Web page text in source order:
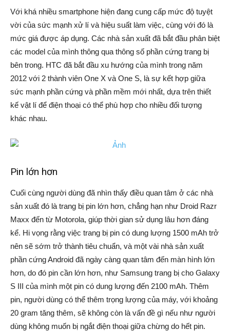
Với khá nhiều smartphone hiện đang cung cấp mức độ tuyệt
vời của sức mạnh xử lí và hiệu suất làm việc, cùng với đó là
mức giá được áp dụng. Các nhà sản xuất đã bắt đầu phân biệt
các model của mình thông qua thông số phần cứng trang bị
bên trong. HTC đã bắt đầu xu hướng của mình trong năm
2012 với 2 thành viên One X và One S, là sự kết hợp giữa
sức mạnh phần cứng và phần mềm mới nhất, dựa trên thiết
kế vật lí để điện thoại có thể phù hợp cho nhiều đối tượng
khác nhau.
Pin lớn hơn
Cuối cùng người dùng đã nhìn thấy điều quan tâm ở các nhà
sản xuất đó là trang bị pin lớn hơn, chẳng hạn như Droid Razr
Maxx đến từ Motorola, giúp thời gian sử dụng lâu hơn đáng
kể. Hi vọng rằng việc trang bị pin có dung lượng 1500 mAh trở
nên sẽ sớm trở thành tiêu chuẩn, và một vài nhà sản xuất
phần cứng Android đã ngày càng quan tâm đến màn hình lớn
hơn, do đó pin cần lớn hơn, như Samsung trang bị cho Galaxy
S III của mình một pin có dung lượng đến 2100 mAh. Thêm
pin, người dùng có thể thêm trọng lượng của máy, với khoảng
20 gram tăng thêm, sẽ không còn là vấn đề gì nếu như người
dùng không muốn bị ngắt điện thoại giữa chừng do hết pin.